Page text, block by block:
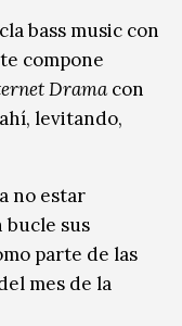
bass music con
compone
Drama con
levitando,
no estar
bucle sus
parte de las
mes de la